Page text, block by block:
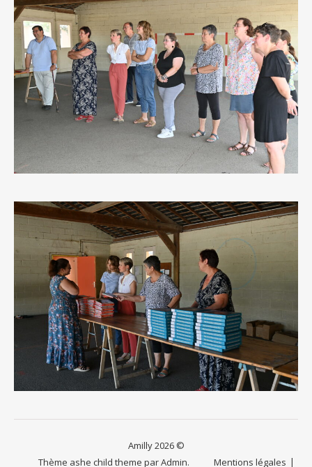
Amilly 2026 ©
Mentions légales
Thème ashe child theme parAdmin.